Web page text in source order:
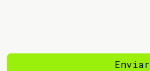
Enviar